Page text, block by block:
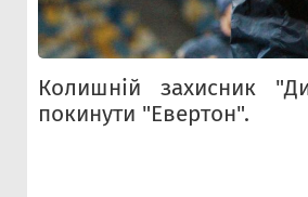
Колишній захисник
покинути "Евертон".